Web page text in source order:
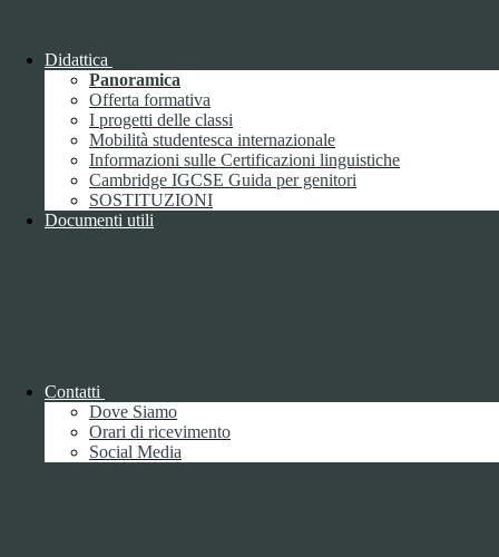
Didattica
Panoramica
Offerta formativa
I progetti delle classi
Mobilità studentesca internazionale
Informazioni sulle Certificazioni linguistiche
Cambridge IGCSE Guida per genitori
SOSTITUZIONI
Documenti utili
Contatti
Dove Siamo
Orari di ricevimento
Social Media